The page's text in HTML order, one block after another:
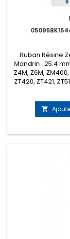
Ruban Résine
Mandrin : 25.4
Z4M, Z6M, ZM400,
ZT420, ZT421,
170 Pax4, 110Xi4,
